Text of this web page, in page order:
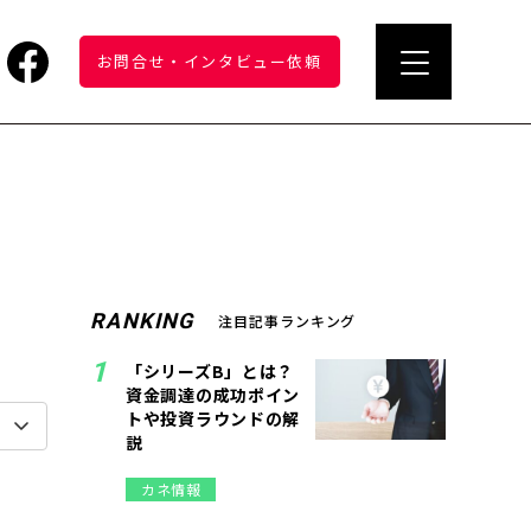
お問合せ ・ インタビュー依頼
RANKING 注目記事ランキング
「シリーズB」とは？
資金調達の成功ポイン
トや投資ラウンドの解
説
カネ情報